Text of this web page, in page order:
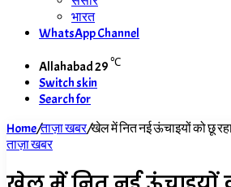
भारत
WhatsApp Channel
Allahabad29℃
Switch skin
Search for
Home/ताज़ा खबर/खेल में नित नई ऊंचाइयों को छू
ताज़ा खबर